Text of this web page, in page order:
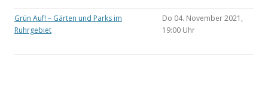
Grün Auf! – Gärten und Parks im
Ruhrgebiet
Do 04. November 2021,
19:00 Uhr